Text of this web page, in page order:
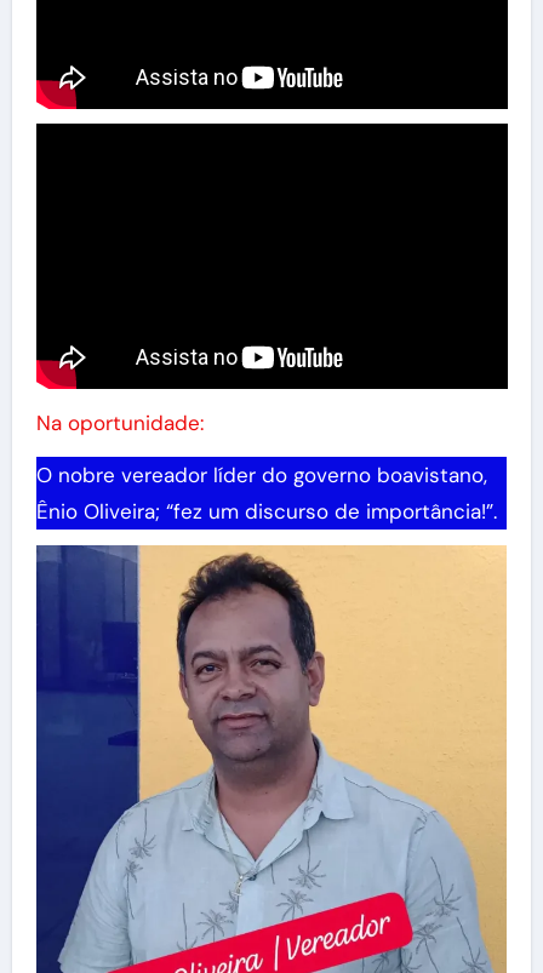
Na oportunidade:
O nobre vereador líder do governo boavistano,
Ênio Oliveira; “fez um discurso de importância!”.